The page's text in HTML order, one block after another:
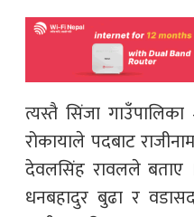
त्यस्तै सिंजा
रोकायाले पदबाट
देवलसिंह रावलले बताए
धनबहादुर बुढा र